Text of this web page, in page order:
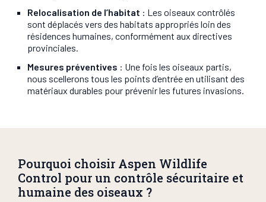
Relocalisation de l’habitat : Les oiseaux contrôlés
sont déplacés vers des habitats appropriés loin des
résidences humaines, conformément aux directives
provinciales.
Mesures préventives : Une fois les oiseaux partis,
nous scellerons tous les points d’entrée en utilisant des
matériaux durables pour prévenir les futures invasions.
Pourquoi choisir Aspen Wildlife
Control pour un contrôle sécuritaire et
humaine des oiseaux ?